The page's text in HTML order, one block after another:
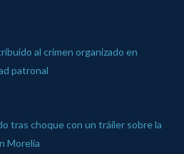
al crimen organizado en
patronal
tras choque con un tráiler sobre la
Morelia